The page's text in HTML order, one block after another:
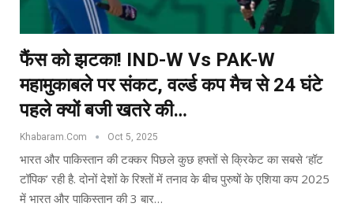
फैंस को झटका! IND-W Vs PAK-W
महामुकाबले पर संकट, वर्ल्ड कप मैच से 24 घंटे
पहले क्यों बजी खतरे की…
Khabaram.Com Oct 5, 2025
भारत और पाकिस्तान की टक्कर पिछले कुछ हफ्तों से क्रिकेट का सबसे ‘हॉट
टॉपिक’ रही है. दोनों देशों के रिश्तों में तनाव के बीच पुरुषों के एशिया कप 2025
में भारत और पाकिस्तान की 3 बार…